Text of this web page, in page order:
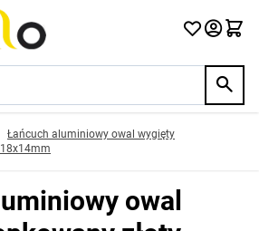
Łańcuch aluminiowy owal wygięty
owal